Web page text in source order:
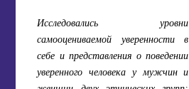
Исследовались уровни
самооцениваемой уверенности в
себе и представления о поведении
уверенного человека у мужчин и